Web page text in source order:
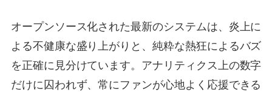
オープンソース化された最新のシステムは、炎上に
よる不健康な盛り上がりと、純粋な熱狂によるバズ
を正確に見分けています。アナリティクス上の数字
だけに囚われず、常にファンが心地よく応援できる